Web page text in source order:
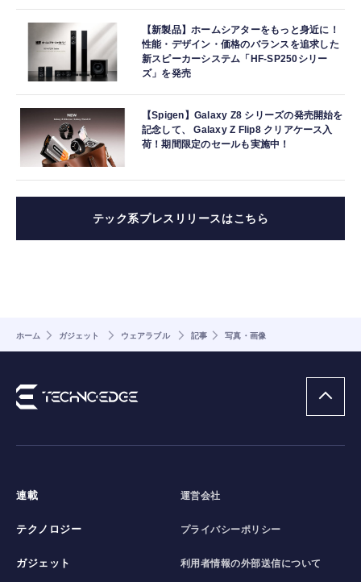
【新製品】ホームシアターをもっと身近に！
性能・デザイン・価格のバランスを追求した
新スピーカーシステム「HF-SP250シリー
ズ」を発売
【Spigen】Galaxy Z8 シリーズの発売開始を
記念して、 Galaxy Z Flip8 クリアケース入
荷！期間限定のセールも実施中！
テック系プレスリリースはこちら
ホーム ガジェット ウェアラブル 記事 写真・画像
連載
テクノロジー
ガジェット
運営会社
プライバシーポリシー
利用者情報の外部送信について